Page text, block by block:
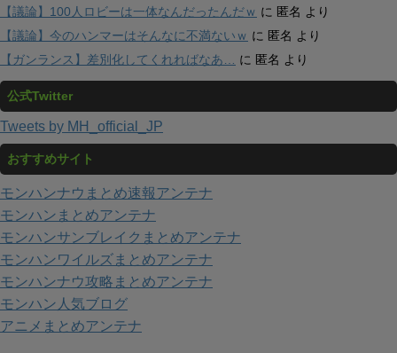
【議論】100人ロビーは一体なんだったんだｗ に 匿名 より
【議論】今のハンマーはそんなに不満ないｗ に 匿名 より
【ガンランス】差別化してくれればなあ…
に 匿名 より
公式Twitter
Tweets by MH_official_JP
おすすめサイト
モンハンナウまとめ速報アンテナ
モンハンまとめアンテナ
モンハンサンブレイクまとめアンテナ
モンハンワイルズまとめアンテナ
モンハンナウ攻略まとめアンテナ
モンハン人気ブログ
アニメまとめアンテナ